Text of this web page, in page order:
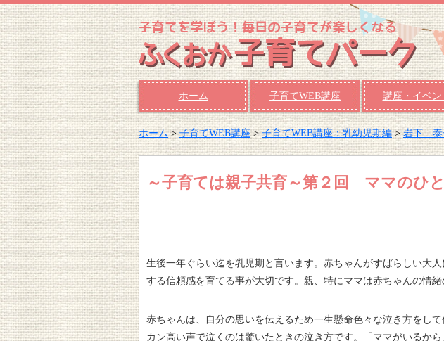
ホーム 子育てWEB講座 講座・イベン
ホーム>子育てWEB講座>子育てWEB講座：乳幼児期編>岩下
～子育ては親子共育～第２回 ママのひ
生後一年ぐらい迄を乳児期と言います。赤ちゃんがすばらしい大
する信頼感を育てる事が大切です。親、特にママは赤ちゃんの情緒
赤ちゃんは、自分の思いを伝えるため一生懸命色々な泣き方をし
カン高い声で泣くのは驚いたときの泣き方です。「ママがいるか